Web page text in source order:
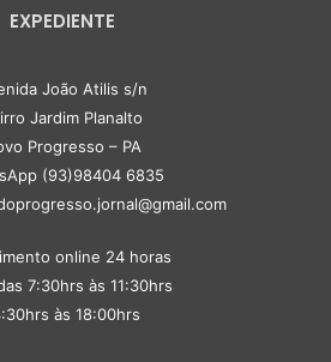
EXPEDIENTE
João Atilis s/n
Jardim Planalto
Progresso – PA
(93)98404 6835
online 24 horas
7:30hrs às 11:30hrs
às 18:00hrs